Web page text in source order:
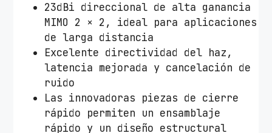
23dBi direccional de alta ganancia
MIMO 2 × 2, ideal para aplicaciones
de larga distancia
Excelente directividad del haz,
latencia mejorada y cancelación de
ruido
Las innovadoras piezas de cierre
rápido permiten un ensamblaje
rápido y un diseño estructural